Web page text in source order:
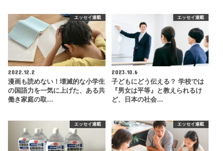
エッセイ連載
2022.12.2
漫画も読めない！壊滅的な小学生
の国語力を一気に上げた、ある共
働き家庭の取…
エッセイ連載
2023.10.6
子どもにどう伝える？ 学校では
『男女は平等』と教えられるけ
ど、日本の社会…
エッセイ連載 エッセイ連載